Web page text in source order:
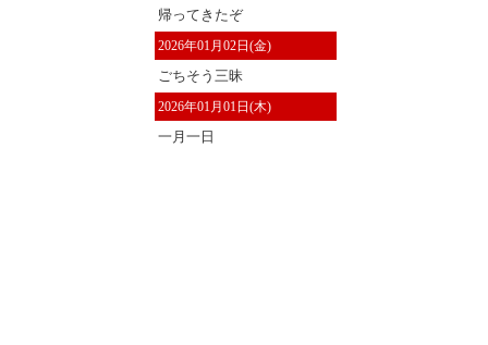
帰ってきたぞ
2026年01月02日(金)
ごちそう三昧
2026年01月01日(木)
一月一日